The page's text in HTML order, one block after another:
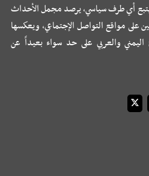
يتبع أي طرف سياسي، يرصد مجمل الأحداث
على مواقع التواصل الإجتماعي، ويعكسها
والعربي على حد سواء بعيداً عن